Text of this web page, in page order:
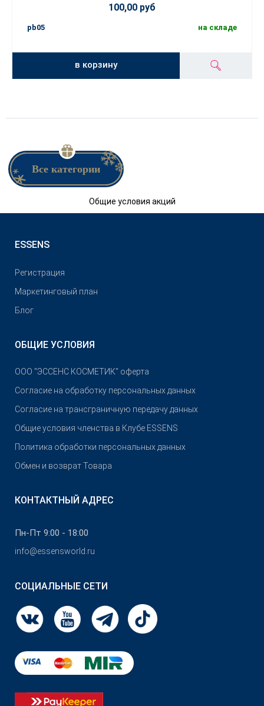
100,00 руб
pb05 на складе
в корзину
Все категории
Общие условия акций
ESSENS
Pегистрация
Маркетинговый план
Блог
ОБЩИЕ УСЛОВИЯ
OOO "ЭССЕНС КОСМЕТИК" оферта
Согласие на обработку персональных данных
Согласие на трансграничную передачу данных
Общие условия членства в Клубе ESSENS
Политика обработки персональных данных
Обмен и возврат Товара
КОНТАКТНЫЙ АДРЕС
Пн-Пт 9:00 - 18:00
info@essensworld.ru
СОЦИАЛЬНЫЕ СЕТИ